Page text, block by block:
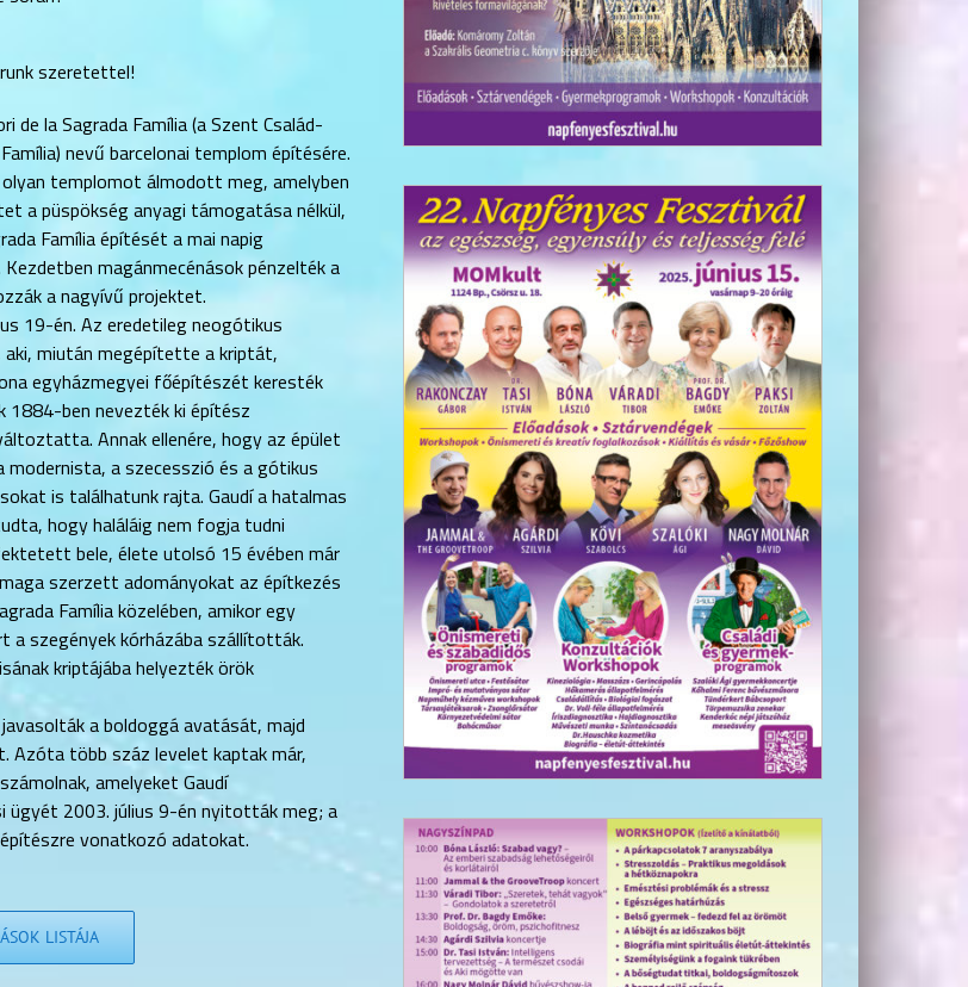
szeretettel!
la Sagrada Família (a Szent Család-
nevű barcelonai templom építésére.
templomot álmodott meg, amelyben
a püspökség anyagi támogatása nélkül,
Família építését a mai napig
magánmecénások pénzelték a
a nagy­ívű projektet.
19-én. Az eredetileg neogótikus
aki, miután megépítette a kriptát,
egyházmegyei fő­épí­tészét keresték
1884-ben nevezték ki építész
Annak ellenére, hogy az épület
a szecesszió és a gótikus
is találhatunk rajta. Gaudí a hatalmas
hogy haláláig nem fogja tudni
bele, élete utolsó 15 évében már
szerzett adományokat az építkezés
Família közelében, amikor egy
a szegények kórházába szállították.
kriptájába helyezték örök
a boldoggá avatását, majd
Azóta több száz levelet kaptak már,
amelyeket Gaudí
ügyét 2003. július 9-én nyitották meg; a
vonatkozó adatokat.
LISTÁJA